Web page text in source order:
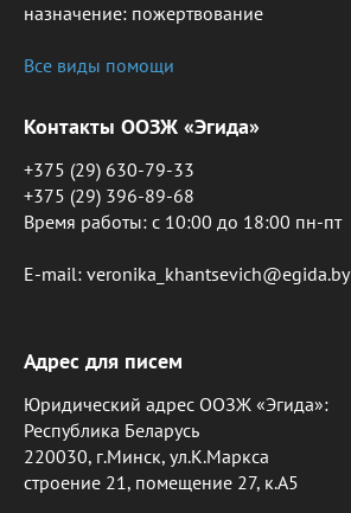
назначение: пожертвование
Все виды помощи
Контакты ООЗЖ «Эгида»
+375 (29) 630-79-33
+375 (29) 396-89-68
Время работы: c 10:00 до 18:00 пн-пт
E-mail: veronika_khantsevich@egida.by
Адрес для писем
Юридический адрес ООЗЖ «Эгида»:
Республика Беларусь
220030, г.Минск, ул.К.Маркса
строение 21, помещение 27, к.А5